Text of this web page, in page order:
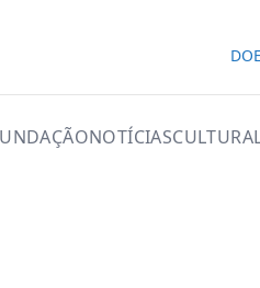
NOTÍCIAS